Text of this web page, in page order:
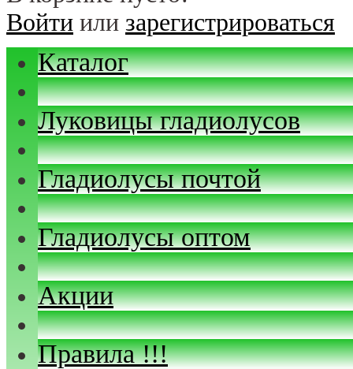
Войти или зарегистрироваться
Каталог
Луковицы гладиолусов
Гладиолусы почтой
Гладиолусы оптом
Акции
Правила !!!